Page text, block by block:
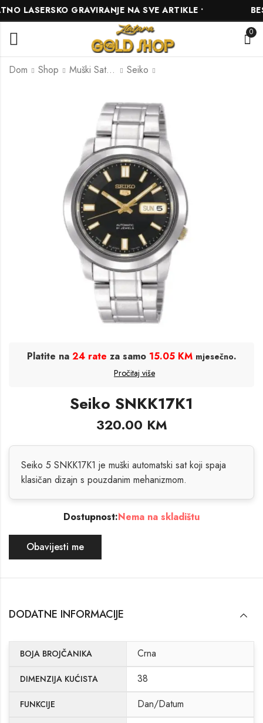
GRAVIRANJE NA SVE ARTIKLE •
0
Dom Shop Muški Satovi Seiko
320.00
Platite na 24 rate za samo 15.05 KM mjesečno.
Pročitaj više
Seiko SNKK17K1
320.00 KM
Seiko 5 SNKK17K1 je muški automatski sat koji spaja
klasičan dizajn s pouzdanim mehanizmom.
Dostupnost:Nema na skladištu
Obavijesti me
DODATNE INFORMACIJE
BOJA BROJČANIKA Crna
DIMENZIJA KUĆISTA 38
FUNKCIJE Dan/Datum